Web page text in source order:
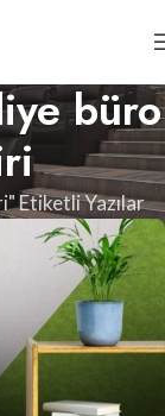
büro
Etiketli Yazılar